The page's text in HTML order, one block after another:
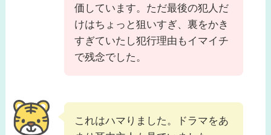
価しています。ただ最後の犯人だ
けはちょっと狙いすぎ、裏をかき
すぎていたし犯行理由もイマイチ
で残念でした。
これはハマりました。ドラマをあ